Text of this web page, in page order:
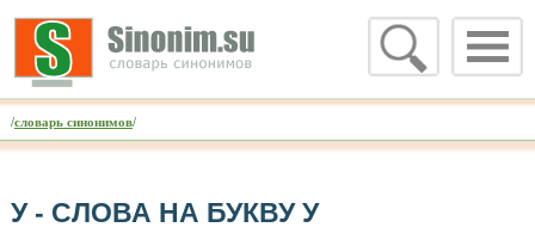
/словарь синонимов/
У - CЛОВА НА БУКВУ У